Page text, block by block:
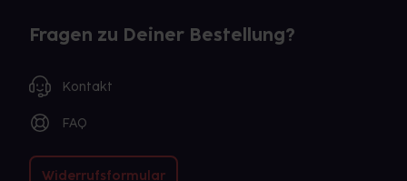
Fragen zu Deiner Bestellung?
Kontakt
FAQ
Widerrufsformular